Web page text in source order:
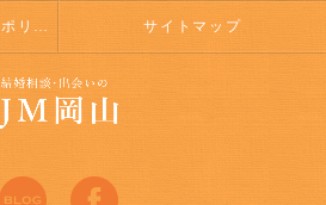
特定商取引法&プライバシーポリシー サイトマップ